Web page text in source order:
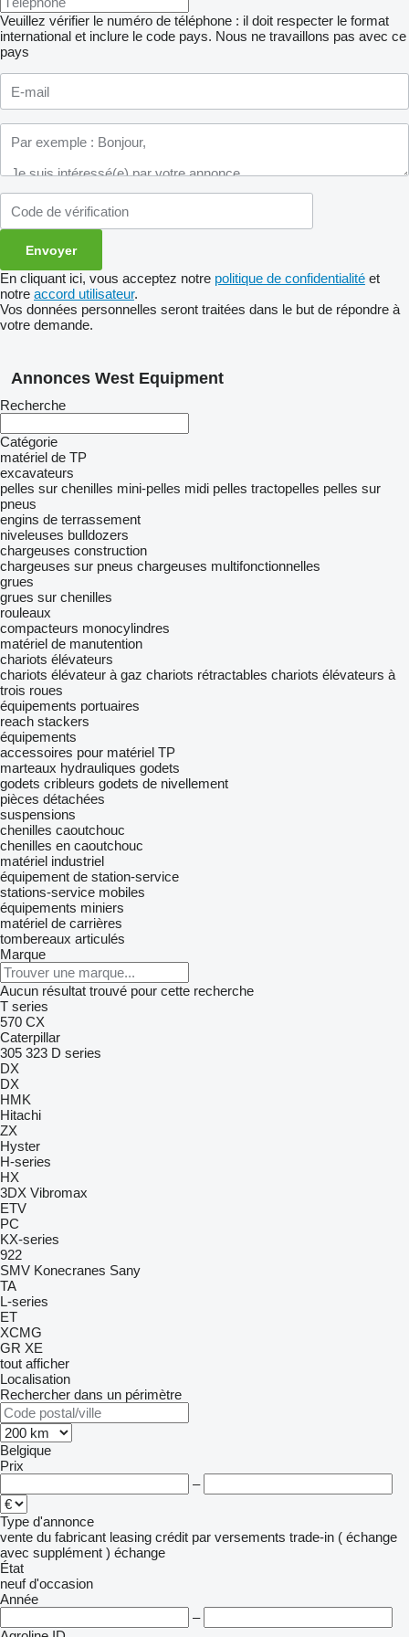
Veuillez vérifier le numéro de téléphone : il doit respecter le format
international et inclure le code pays. Nous ne travaillons pas avec ce
pays
En cliquant ici, vous acceptez notre politique de confidentialité et
notre accord utilisateur.
Vos données personnelles seront traitées dans le but de répondre à
votre demande.
Annonces West Equipment
Recherche
Catégorie
matériel de TP
excavateurs
pelles sur chenilles mini-pelles midi pelles tractopelles pelles sur
pneus
engins de terrassement
niveleuses bulldozers
chargeuses construction
chargeuses sur pneus chargeuses multifonctionnelles
grues
grues sur chenilles
rouleaux
compacteurs monocylindres
matériel de manutention
chariots élévateurs
chariots élévateur à gaz chariots rétractables chariots élévateurs à
trois roues
équipements portuaires
reach stackers
équipements
accessoires pour matériel TP
marteaux hydrauliques godets
godets cribleurs godets de nivellement
pièces détachées
suspensions
chenilles caoutchouc
chenilles en caoutchouc
matériel industriel
équipement de station-service
stations-service mobiles
équipements miniers
matériel de carrières
tombereaux articulés
Marque
Aucun résultat trouvé pour cette recherche
T series
570 CX
Caterpillar
305 323 D series
DX
DX
HMK
Hitachi
ZX
Hyster
H-series
HX
3DX Vibromax
ETV
PC
KX-series
922
SMV Konecranes Sany
TA
L-series
ET
XCMG
GR XE
tout afficher
Localisation
Rechercher dans un périmètre
Belgique
Prix
–
Type d'annonce
vente du fabricant leasing crédit par versements trade-in ( échange
avec supplément ) échange
État
neuf d'occasion
Année
–